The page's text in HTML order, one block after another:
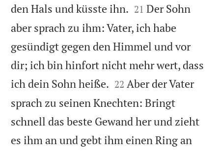
den Hals und küsste ihn. 

21 Der Sohn
aber sprach zu ihm: Vater, ich habe
gesündigt gegen den Himmel und vor
dir; ich bin hinfort nicht mehr wert, dass
ich dein Sohn heiße. 

22 Aber der Vater
sprach zu seinen Knechten: Bringt
schnell das beste Gewand her und zieht
es ihm an und gebt ihm einen Ring an